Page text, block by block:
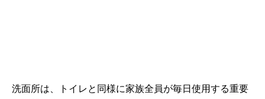
洗面所は、トイレと同様に家族全員が毎日使用する重要